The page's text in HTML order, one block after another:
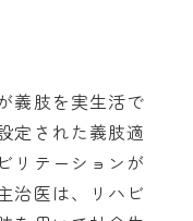
義肢を実生活で
定された義肢適
リテーションが
治医は、リハビ